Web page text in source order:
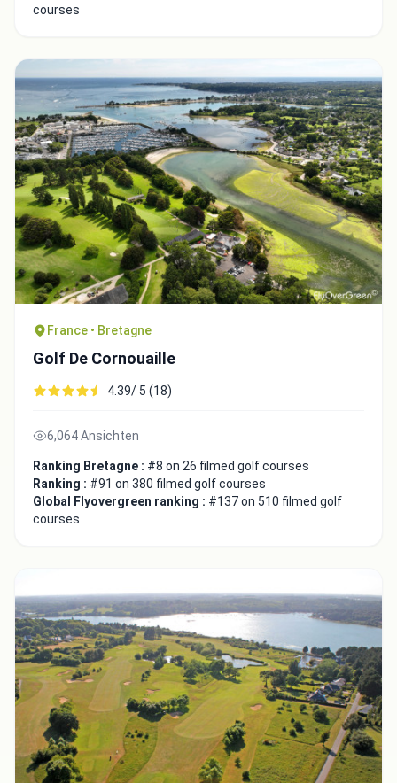
courses
France • Bretagne
Golf De Cornouaille
4.39/ 5 (18)
6,064 Ansichten
Ranking Bretagne : #8 on 26 filmed golf courses
Ranking : #91 on 380 filmed golf courses
Global Flyovergreen ranking : #137 on 510 filmed golf
courses